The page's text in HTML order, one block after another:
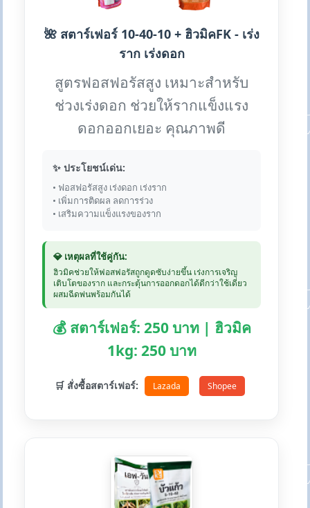
🌺 สตาร์เฟอร์ 10-40-10 + ฮิวมิคFK - เร่ง
ราก เร่งดอก
สูตรฟอสฟอรัสสูง เหมาะสำหรับ
ช่วงเร่งดอก ช่วยให้รากแข็งแรง
ดอกออกเยอะ คุณภาพดี
✨ ประโยชน์เด่น:
• ฟอสฟอรัสสูง เร่งดอก เร่งราก
• เพิ่มการติดผล ลดการร่วง
• เสริมความแข็งแรงของราก
💎 เหตุผลที่ใช้คู่กัน:
ฮิวมิคช่วยให้ฟอสฟอรัสถูกดูดซับง่ายขึ้น เร่งการเจริญ
เติบโตของราก และกระตุ้นการออกดอกได้ดีกว่าใช้เดี่ยว
ผสมฉีดพ่นพร้อมกันได้
💰 สตาร์เฟอร์: 250 บาท | ฮิวมิค
1kg: 250 บาท
🛒 สั่งซื้อสตาร์เฟอร์: Lazada Shopee